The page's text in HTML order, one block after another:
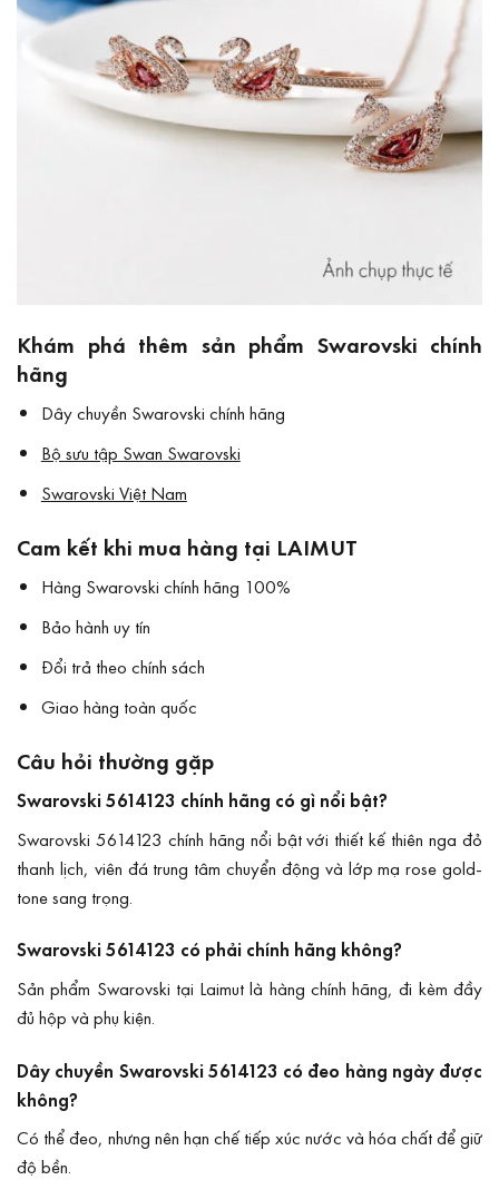
Khám phá thêm sản phẩm Swarovski chính
hãng
Dây chuyền Swarovski chính hãng
Bộ sưu tập Swan Swarovski
Swarovski Việt Nam
Cam kết khi mua hàng tại LAIMUT
Hàng Swarovski chính hãng 100%
Bảo hành uy tín
Đổi trả theo chính sách
Giao hàng toàn quốc
Câu hỏi thường gặp
Swarovski 5614123 chính hãng có gì nổi bật?
Swarovski 5614123 chính hãng nổi bật với thiết kế thiên nga đỏ
thanh lịch, viên đá trung tâm chuyển động và lớp mạ rose gold-
tone sang trọng.
Swarovski 5614123 có phải chính hãng không?
Sản phẩm Swarovski tại Laimut là hàng chính hãng, đi kèm đầy
đủ hộp và phụ kiện.
Dây chuyền Swarovski 5614123 có đeo hàng ngày được
không?
Có thể đeo, nhưng nên hạn chế tiếp xúc nước và hóa chất để giữ
độ bền.